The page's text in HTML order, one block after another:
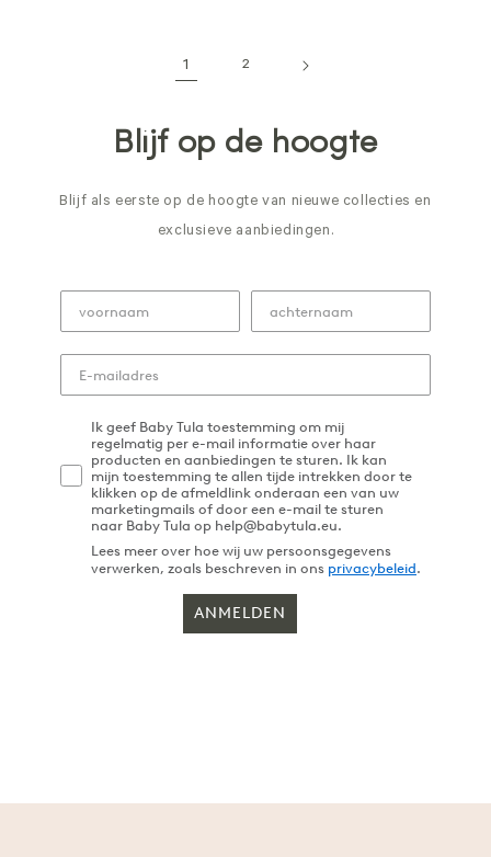
1 2
Blijf op de hoogte
Blijf als eerste op de hoogte van nieuwe collecties en
exclusieve aanbiedingen.
Ik geef Baby Tula toestemming om mij
regelmatig per e-mail informatie over haar
producten en aanbiedingen te sturen. Ik kan
mijn toestemming te allen tijde intrekken door te
klikken op de afmeldlink onderaan een van uw
marketingmails of door een e-mail te sturen
naar Baby Tula op help@babytula.eu.
Lees meer over hoe wij uw persoonsgegevens
verwerken, zoals beschreven in ons privacybeleid.
ANMELDEN